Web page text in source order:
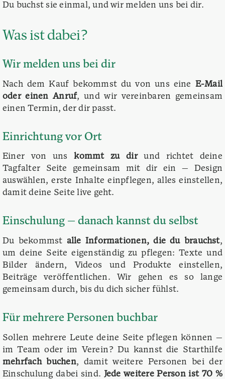
Du buchst sie einmal, und wir melden uns bei dir.
Was ist dabei?
Wir melden uns bei dir
Nach dem Kauf bekommst du von uns eine E-Mail
oder einen Anruf, und wir vereinbaren gemeinsam
einen Termin, der dir passt.
Einrichtung vor Ort
Einer von unskommt zu dirund richtet deine
Tagfalter Seite gemeinsam mit dir ein — Design
auswählen, erste Inhalte einpflegen, alles einstellen,
damit deine Seite live geht.
Einschulung — danach kannst du selbst
Du bekommst alle Informationen, die du brauchst,
um deine Seite eigenständig zu pflegen: Texte und
Bilder ändern, Videos und Produkte einstellen,
Beiträge veröffentlichen. Wir gehen es so lange
gemeinsam durch, bis du dich sicher fühlst.
Für mehrere Personen buchbar
Sollen mehrere Leute deine Seite pflegen können —
im Team oder im Verein? Du kannst die Starthilfe
mehrfach buchen, damit weitere Personen bei der
Einschulung dabei sind. Jede weitere Person ist 70 %